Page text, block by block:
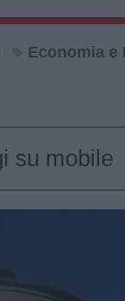
Economia e
su mobile